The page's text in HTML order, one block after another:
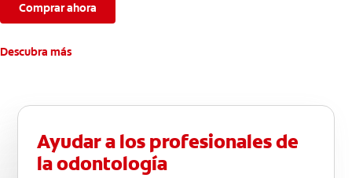
Comprar ahora
Descubra más
Ayudar a los profesionales de
la odontología